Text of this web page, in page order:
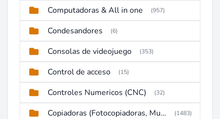
Computadoras & All in one (957)
Condesandores (6)
Consolas de videojuego (353)
Control de acceso (15)
Controles Numericos (CNC) (32)
Copiadoras (Fotocopiadoras, Multifunctions, Ploter, etc) (1483)